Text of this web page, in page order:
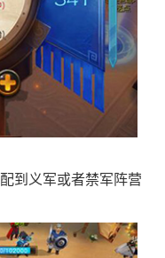
义军或者禁军阵营